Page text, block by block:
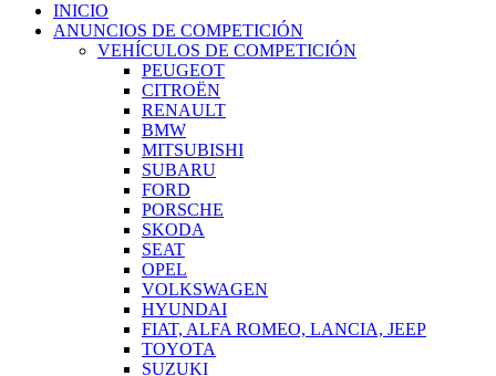
INICIO
ANUNCIOS DE COMPETICIÓN
VEHÍCULOS DE COMPETICIÓN
PEUGEOT
CITROËN
RENAULT
BMW
MITSUBISHI
SUBARU
FORD
PORSCHE
SKODA
SEAT
OPEL
VOLKSWAGEN
HYUNDAI
FIAT, ALFA ROMEO, LANCIA, JEEP
TOYOTA
SUZUKI